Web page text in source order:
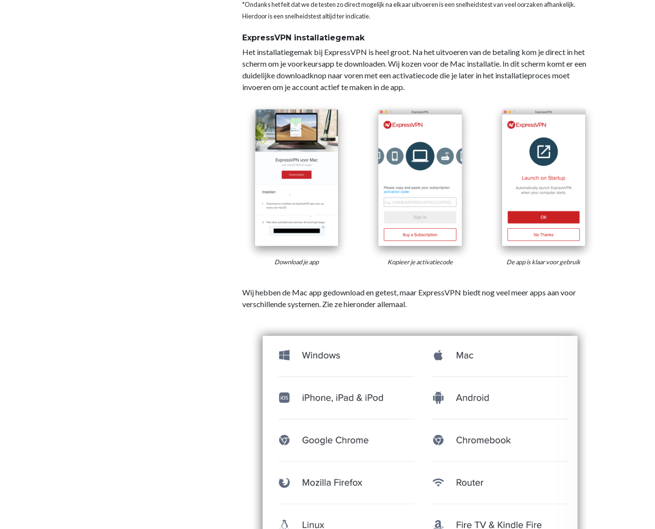
*Ondanks het feit dat we de testen zo direct mogelijk na elkaar uitvoeren is een snelheidstest van veel oorzaken afhankelijk.
Hierdoor is een snelheidstest altijd ter indicatie.
ExpressVPN installatiegemak
Het installatiegemak bij ExpressVPN is heel groot. Na het uitvoeren van de betaling kom je direct in het
scherm om je voorkeursapp te downloaden. Wij kozen voor de Mac installatie. In dit scherm komt er een
duidelijke downloadknop naar voren met een activatiecode die je later in het installatieproces moet
invoeren om je account actief te maken in de app.
Download je app Kopieer je activatiecode De app is klaar voor gebruik
Wij hebben de Mac app gedownload en getest, maar ExpressVPN biedt nog veel meer apps aan voor
verschillende systemen. Zie ze hieronder allemaal.